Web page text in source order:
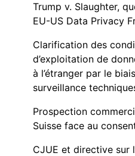
Trump v. Slaughter,
EU-US Data Privacy
Clarification des
d’exploitation de
à l’étranger par le
surveillance
Prospection
Suisse face au
CJUE et directive sur